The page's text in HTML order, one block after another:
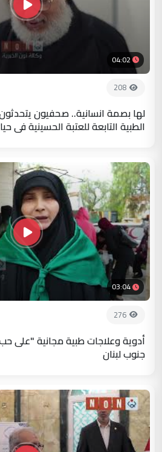
04:02
208
لها بصمة انسانية.. صحفيون
الطبية التابعة للعتبة الحسينية في
03:04
276
أدوية وعلاجات طبية مجانية "على
جنوب لبنان